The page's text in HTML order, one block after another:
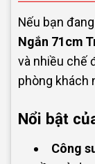
Nếu bạn
Ngắn 71cm
và nhiều chế
phòng khách
Nổi bật
Công